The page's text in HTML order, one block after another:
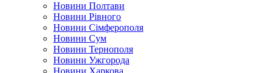
Новини Полтави
Новини Рівного
Новини Сімферополя
Новини Сум
Новини Тернополя
Новини Ужгорода
Новини Харкова